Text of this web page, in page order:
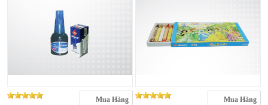
Mua Hàng Mua Hàng